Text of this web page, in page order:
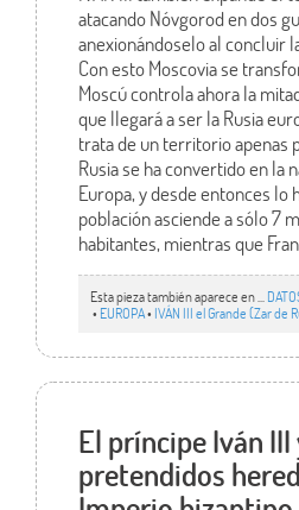
atacando Nóvgorod en dos
anexionándoselo al concluir
Con esto Moscovia se
Moscú controla ahora la
que llegará a ser la Rusia
trata de un territorio apenas
Rusia se ha convertido en la
Europa, y desde entonces lo
población asciende a sólo 7
habitantes, mientras que
Esta pieza también aparece en ...
• EUROPA• IVÁN III el Grande (Zar de
El príncipe Iván
pretendidos